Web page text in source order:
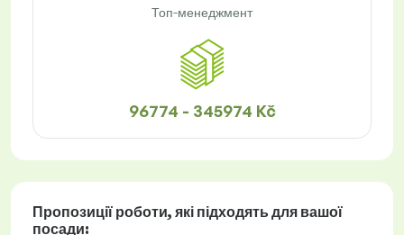
Топ-менеджмент
96774 - 345974 Kč
Пропозиції роботи, які підходять для вашої
посади: